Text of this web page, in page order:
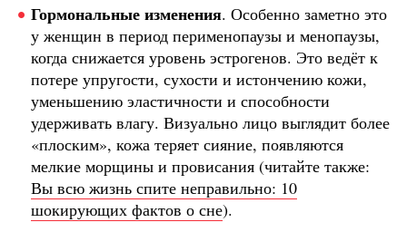
Гормональные изменения. Особенно заметно это
у женщин в период перименопаузы и менопаузы,
когда снижается уровень эстрогенов. Это ведёт к
потере упругости, сухости и истончению кожи,
уменьшению эластичности и способности
удерживать влагу. Визуально лицо выглядит более
«плоским», кожа теряет сияние, появляются
мелкие морщины и провисания (читайте также:
Вы всю жизнь спите неправильно: 10
шокирующих фактов о сне).